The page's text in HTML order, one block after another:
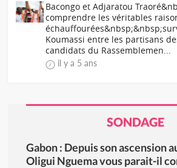
Bacongo et Adjaratou
comprendre les véritables
Koumassi entre les partisans
candidats du Rassemblemen...
il y a 5 ans
SONDAGE
Gabon : Depuis son ascension
Oligui Nguema vous parait-il